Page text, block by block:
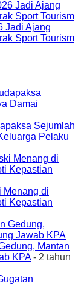
Jadi Ajang
Sport Tourism
Sejumlah
Pelaku
Menang di
Kepastian
Mantan
KPA- 2 tahun